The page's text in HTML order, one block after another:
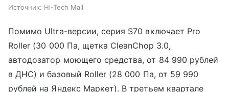
Источник: Hi-Tech Mail
Помимо Ultra-версии, серия S70 включает Pro
Roller (30 000 Па, щетка CleanChop 3.0,
автодозатор моющего средства, от 84 990 рублей
в ДНС) и базовый Roller (28 000 Па, от 59 990
рублей на Яндекс Маркет). В третьем квартале